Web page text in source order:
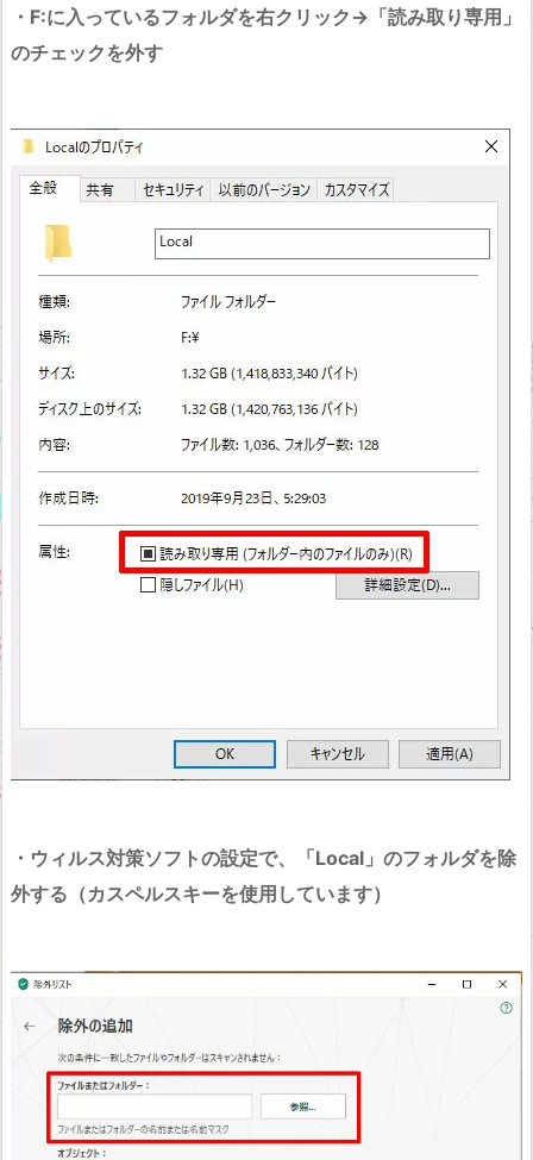
・F:に入っているフォルダを右クリック→「読み取り専用」
のチェックを外す
・ウィルス対策ソフトの設定で、「Local」のフォルダを除
外する（カスペルスキーを使用しています）